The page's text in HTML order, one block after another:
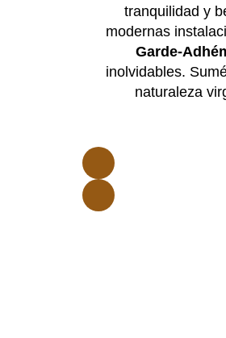
tranquilidad y
modernas
Garde-
inolvidables.
naturaleza